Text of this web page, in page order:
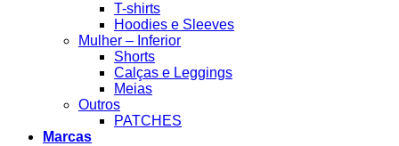
T-shirts
Hoodies e Sleeves
Mulher – Inferior
Shorts
Calças e Leggings
Meias
Outros
PATCHES
Marcas